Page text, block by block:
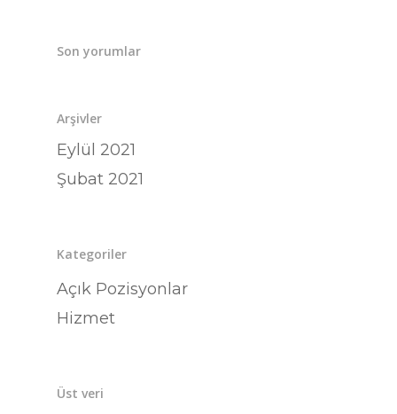
Son yorumlar
Arşivler
Eylül 2021
Şubat 2021
Kategoriler
Açık Pozisyonlar
Hizmet
Üst veri